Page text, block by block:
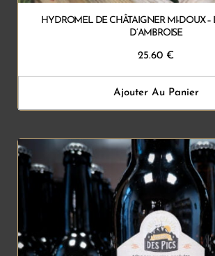
HYDROMEL DE CHÂTAIGNER MI-DOUX –
D’AMBROISE
25.60 €
Ajouter Au Panier